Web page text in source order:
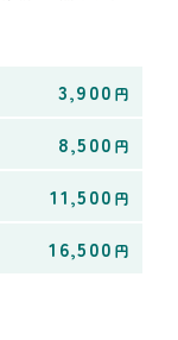
3,900 円
8,500 円
11,500 円
16,500 円